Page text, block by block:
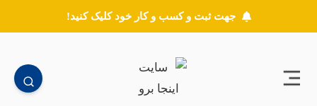
جهت ثبت و کسب و کار خود کلیک کنید!